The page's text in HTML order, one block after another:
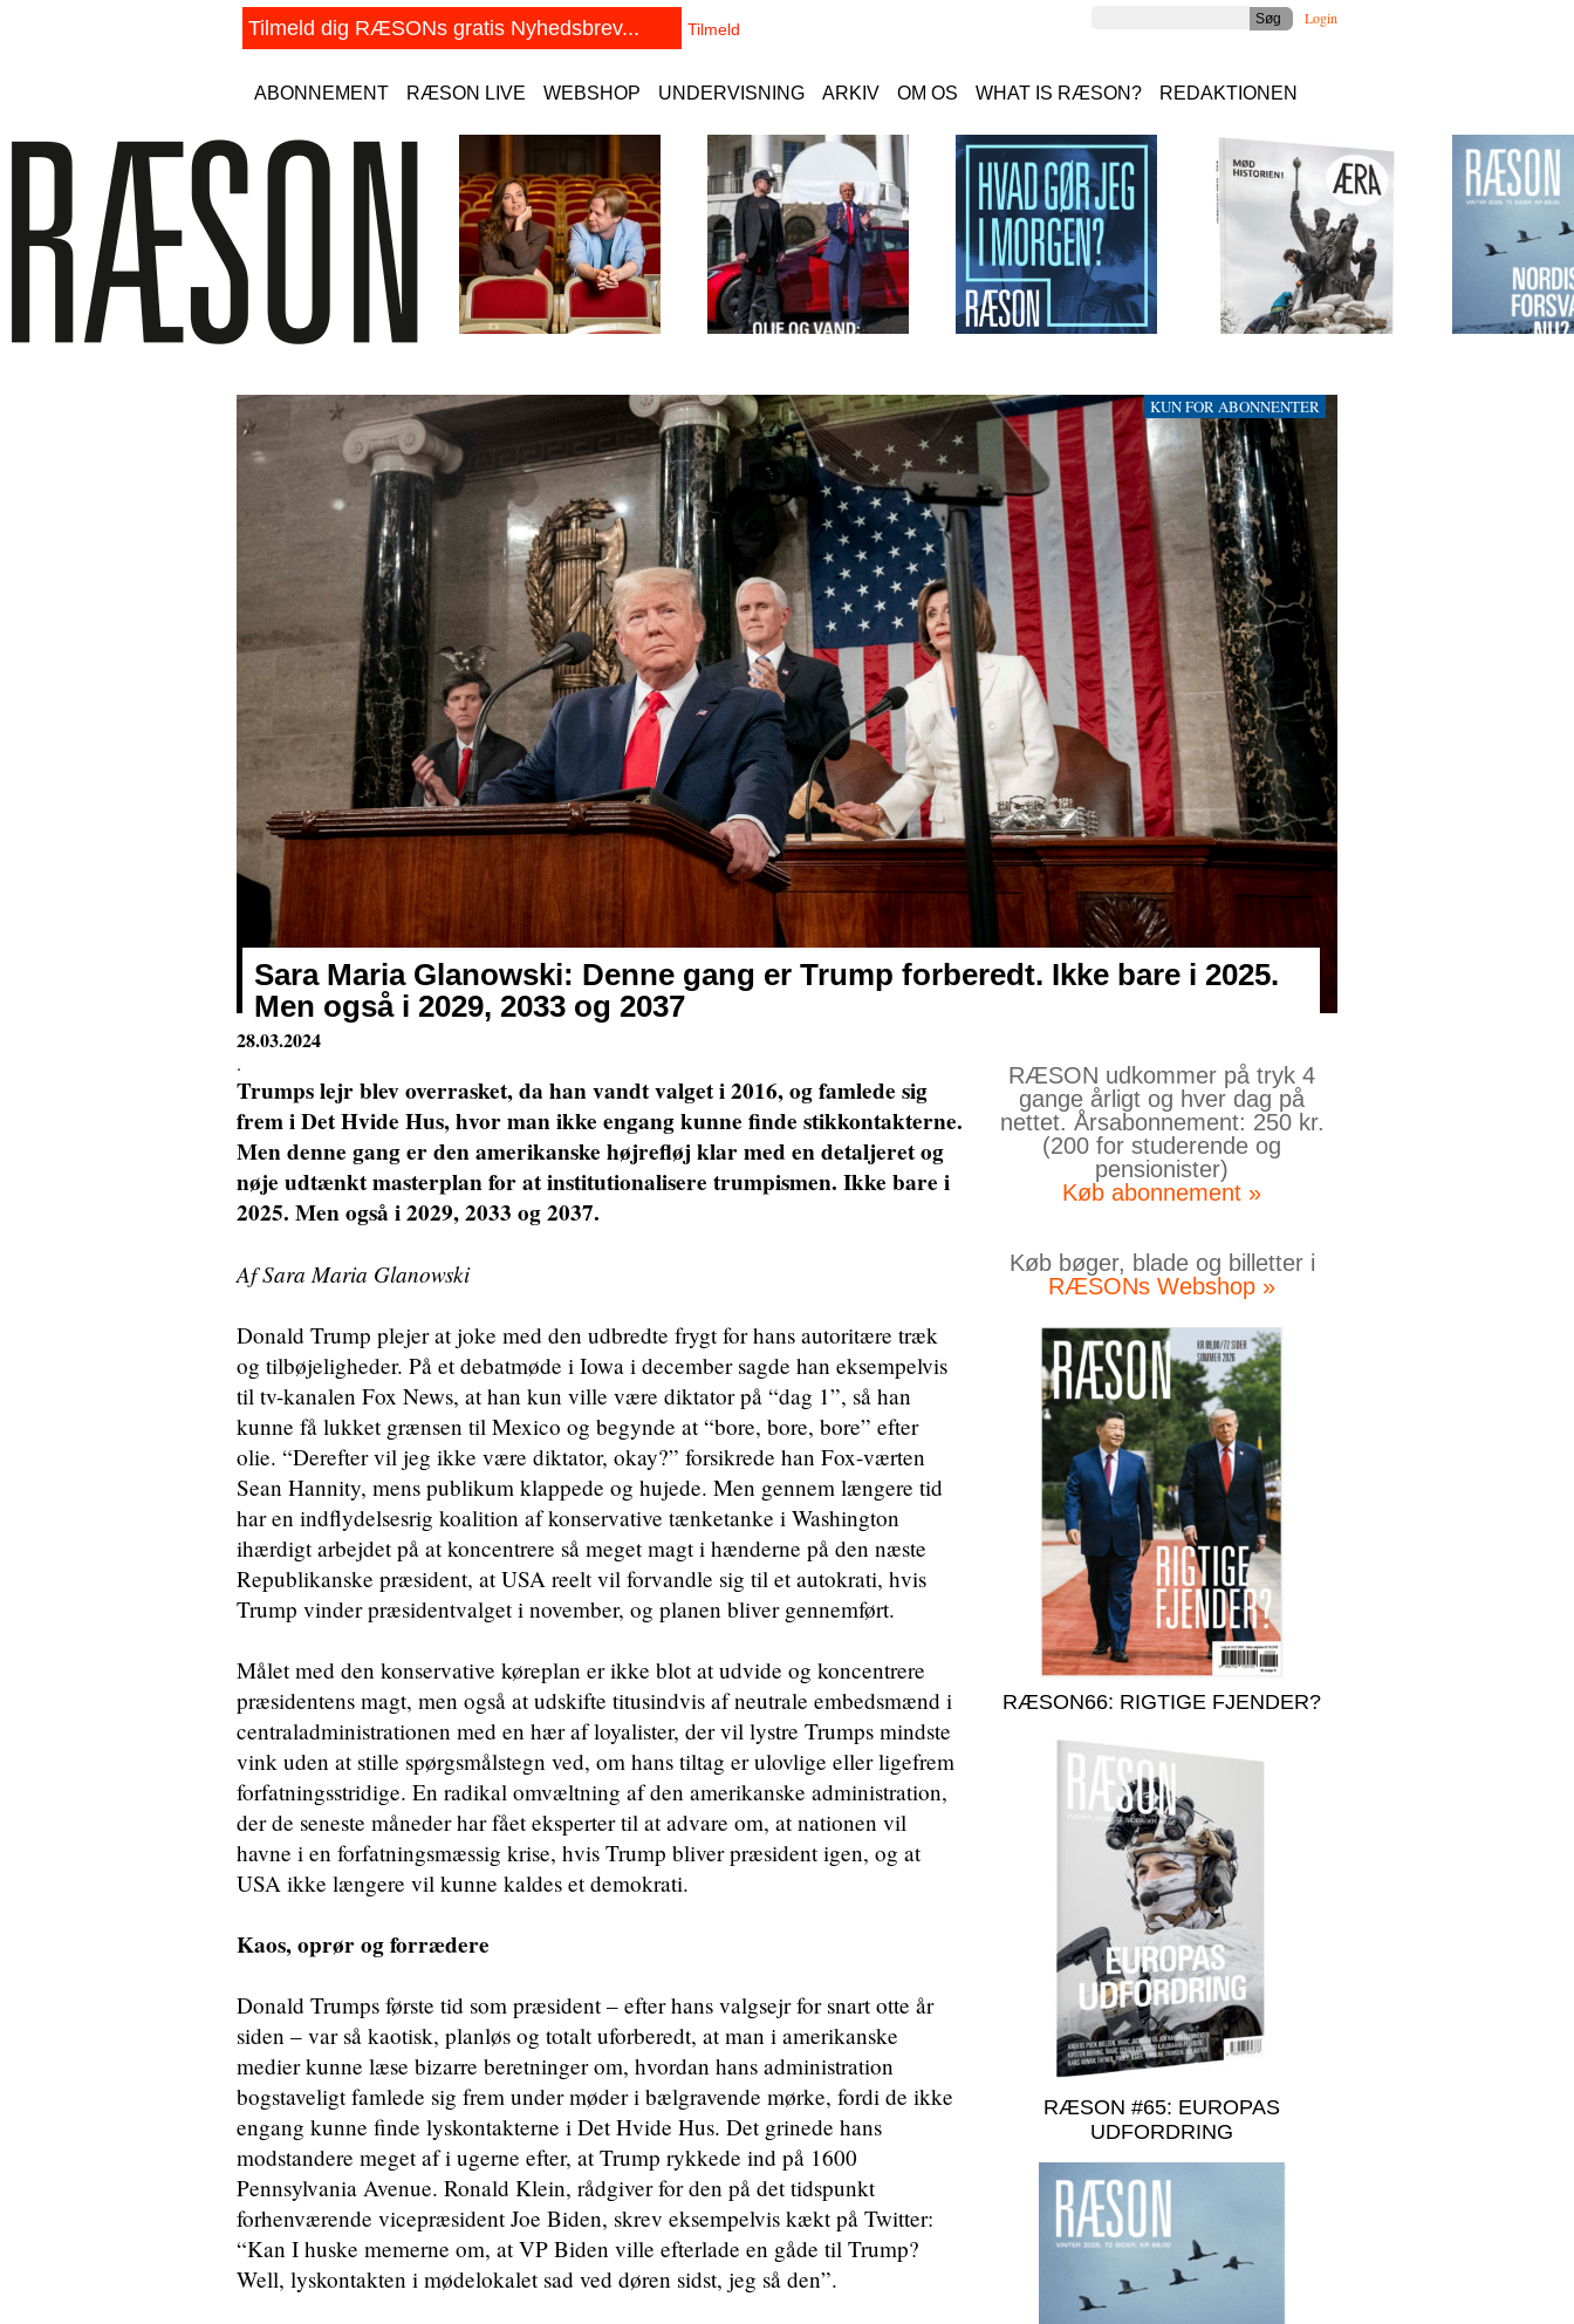
Login
ABONNEMENT RÆSON LIVE WEBSHOP UNDERVISNING ARKIV OM OS WHAT IS RÆSON? REDAKTIONEN
KUN FOR ABONNENTER
Sara Maria Glanowski: Denne gang er Trump forberedt. Ikke bare i 2025.
Men også i 2029, 2033 og 2037
28.03.2024
.
Trumps lejr blev overrasket, da han vandt valget i 2016, og famlede sig
frem i Det Hvide Hus, hvor man ikke engang kunne finde stikkontakterne.
Men denne gang er den amerikanske højrefløj klar med en detaljeret og
nøje udtænkt masterplan for at institutionalisere trumpismen. Ikke bare i
2025. Men også i 2029, 2033 og 2037.
Af Sara Maria Glanowski
Donald Trump plejer at joke med den udbredte frygt for hans autoritære træk
og tilbøjeligheder. På et debatmøde i Iowa i december sagde han eksempelvis
til tv-kanalen Fox News, at han kun ville være diktator på “dag 1”, så han
kunne få lukket grænsen til Mexico og begynde at “bore, bore, bore” efter
olie. “Derefter vil jeg ikke være diktator, okay?” forsikrede han Fox-værten
Sean Hannity, mens publikum klappede og hujede. Men gennem længere tid
har en indflydelsesrig koalition af konservative tænketanke i Washington
ihærdigt arbejdet på at koncentrere så meget magt i hænderne på den næste
Republikanske præsident, at USA reelt vil forvandle sig til et autokrati, hvis
Trump vinder præsidentvalget i november, og planen bliver gennemført.
Målet med den konservative køreplan er ikke blot at udvide og koncentrere
præsidentens magt, men også at udskifte titusindvis af neutrale embedsmænd i
centraladministrationen med en hær af loyalister, der vil lystre Trumps mindste
vink uden at stille spørgsmålstegn ved, om hans tiltag er ulovlige eller ligefrem
forfatningsstridige. En radikal omvæltning af den amerikanske administration,
der de seneste måneder har fået eksperter til at advare om, at nationen vil
havne i en forfatningsmæssig krise, hvis Trump bliver præsident igen, og at
USA ikke længere vil kunne kaldes et demokrati.
Kaos, oprør og forrædere
Donald Trumps første tid som præsident – efter hans valgsejr for snart otte år
siden – var så kaotisk, planløs og totalt uforberedt, at man i amerikanske
medier kunne læse bizarre beretninger om, hvordan hans administration
bogstaveligt famlede sig frem under møder i bælgravende mørke, fordi de ikke
engang kunne finde lyskontakterne i Det Hvide Hus. Det grinede hans
modstandere meget af i ugerne efter, at Trump rykkede ind på 1600
Pennsylvania Avenue. Ronald Klein, rådgiver for den på det tidspunkt
forhenværende vicepræsident Joe Biden, skrev eksempelvis kækt på Twitter:
“Kan I huske memerne om, at VP Biden ville efterlade en gåde til Trump?
Well, lyskontakten i mødelokalet sad ved døren sidst, jeg så den”.
RÆSON udkommer på tryk 4
gange årligt og hver dag på
nettet. Årsabonnement: 250 kr.
(200 for studerende og
pensionister)
Køb abonnement »
Køb bøger, blade og billetter i
RÆSONs Webshop »
RÆSON66: RIGTIGE FJENDER?
RÆSON #65: EUROPAS
UDFORDRING